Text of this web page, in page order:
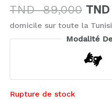
TND89,000 TND
domicile sur toute la
Modalité
Rupture de stock